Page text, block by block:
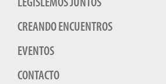
LEGISLEMOS JUNTOS
CREANDO ENCUENTROS
EVENTOS
CONTACTO